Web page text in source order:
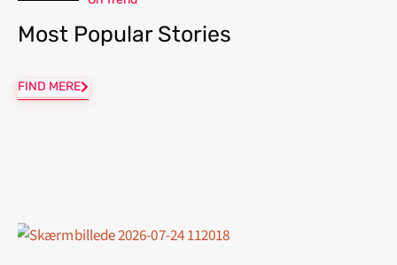
Most Popular Stories
FIND MERE